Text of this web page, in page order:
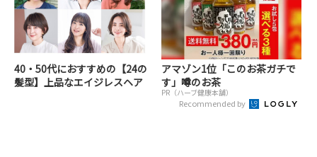
40・50代におすすめの【24の
髪型】上品なエイジレスヘア
アマゾン1位「このお茶ガチで
す」噂のお茶
PR（ハーブ健康本舗）
Recommended by